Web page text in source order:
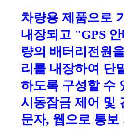
차량용 제품으로
내장되고 "GPS
량의 배터리전원
리를 내장하여 단
하도록 구성할 수
시동잠금 제어 및
문자, 웹으로 통